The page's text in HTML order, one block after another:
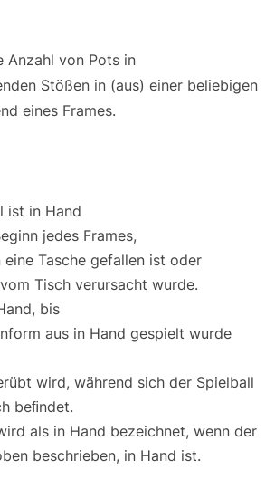
Anzahl von Pots in
Stößen in (aus) einer beliebigen
eines Frames.
ist in Hand
jedes Frames,
eine Tasche gefallen ist oder
Tisch verursacht wurde.
bis
aus in Hand gespielt wurde
wird, während sich der Spielball
beﬁndet.
als in Hand bezeichnet, wenn der
beschrieben, in Hand ist.